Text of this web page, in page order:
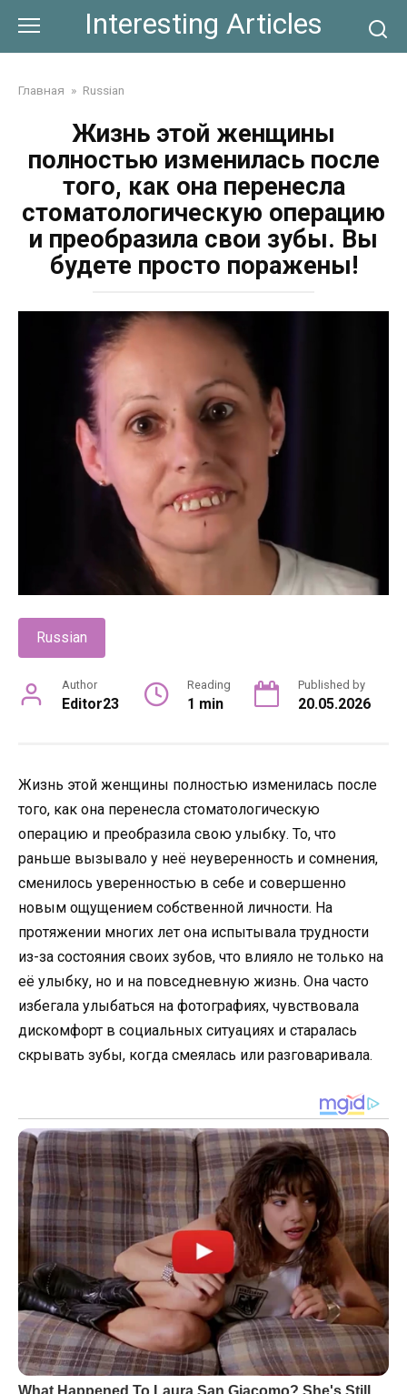
content
Interesting Articles
Главная » Russian
Жизнь этой женщины
полностью изменилась после
того, как она перенесла
стоматологическую операцию
и преобразила свои зубы. Вы
будете просто поражены!
Russian
Author
Editor23
Reading
1 min
Published by
20.05.2026
Жизнь этой женщины полностью изменилась после
того, как она перенесла стоматологическую
операцию и преобразила свою улыбку. То, что
раньше вызывало у неё неуверенность и сомнения,
сменилось уверенностью в себе и совершенно
новым ощущением собственной личности. На
протяжении многих лет она испытывала трудности
из-за состояния своих зубов, что влияло не только на
её улыбку, но и на повседневную жизнь. Она часто
избегала улыбаться на фотографиях, чувствовала
дискомфорт в социальных ситуациях и старалась
скрывать зубы, когда смеялась или разговаривала.